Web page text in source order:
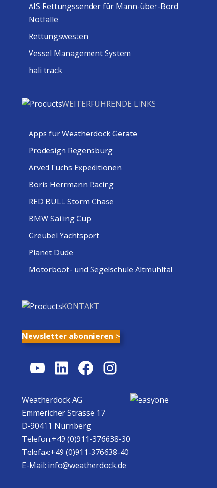
AIS Rettungssender für Mann-über-Bord
Notfälle
Rettungswesten
Vessel Management System
hali track
WEITERFÜHRENDE LINKS
Apps für Weatherdock Geräte
Prodesign Regensburg
Arved Fuchs Expeditionen
Boris Herrmann Racing
RED BULL Storm Chase
BMW Sailing Cup
Greubel Yachtsport
Planet Dude
Motorboot- und Segelschule Altmühltal
KONTAKT
Newsletter abonnieren >
YouTube
LinkedIn
Facebook
Instagram
Weatherdock AG
Emmericher Strasse 17
D-90411 Nürnberg
Telefon:+49 (0)911-376638-30
Telefax:+49 (0)911-376638-40
E-Mail: info@weatherdock.de